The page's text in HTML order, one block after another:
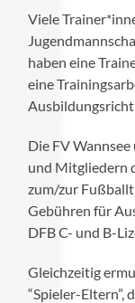
Viele
haben eine
eine
Die FV
und Mitgliedern
zum/zur
Gebühren für
DFB C- und B-
Gleichzeitig
“Spieler-Eltern”,